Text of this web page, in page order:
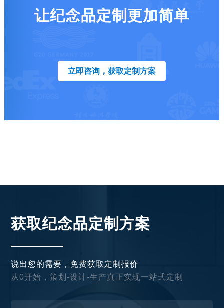
让纪念品定制更加简单
立即咨询，获取定制方案
获取纪念品定制方案
说出您的需要，免费获取定制报价
从0开始，策划-设计-生产真正实现一站式定制